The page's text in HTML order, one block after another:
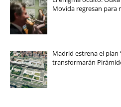
Movida regresan para
Madrid estrena el plan
transformarán